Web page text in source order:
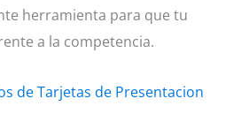
herramienta para que tu
a la competencia.
de Tarjetas de Presentacion